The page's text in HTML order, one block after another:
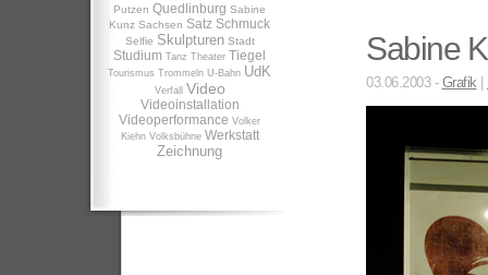
Putzen Quedlinburg Sabine
Kunz Sachsen Satz Schmuck
Selfie Skulpturen Stadt
Studium Tanz Theater Tiegel
Tourismus Trommeln U-Bahn UdK
Verfall Video
Videoinstallation
Videoperformance Volker
Kiehn Volksbühne Werkstatt
Zeichnung
Sabine
03.06.2003 - Grafik